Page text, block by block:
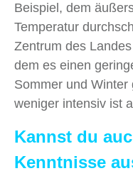
Beispiel, dem
Temperatur
Zentrum des
dem es einen
Sommer und
weniger intensiv ist
Kannst du
Kenntnisse